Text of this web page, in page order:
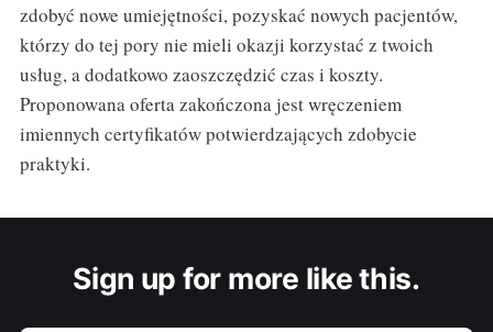
zdobyć nowe umiejętności, pozyskać nowych pacjentów,
którzy do tej pory nie mieli okazji korzystać z twoich
usług, a dodatkowo zaoszczędzić czas i koszty.
Proponowana oferta zakończona jest wręczeniem
imiennych certyfikatów potwierdzających zdobycie
praktyki.
Sign up for more like this.